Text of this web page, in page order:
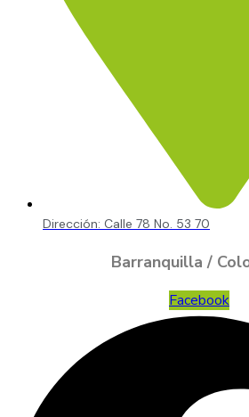
Dirección: Calle 78 No. 53 70
Barranquilla /
Facebook